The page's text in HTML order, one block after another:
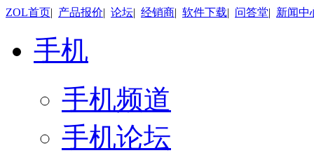
ZOL首页| 产品报价| 论坛| 经销商| 软件下载| 问答堂| 新闻中
手机
手机频道
手机论坛